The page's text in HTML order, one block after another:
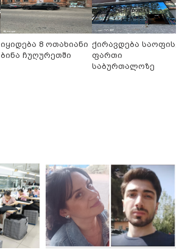
იყიდება 8 ოთახიანი
ბინა ჩუღურეთში
ქირავდება
ფართი
საბურთალოზე